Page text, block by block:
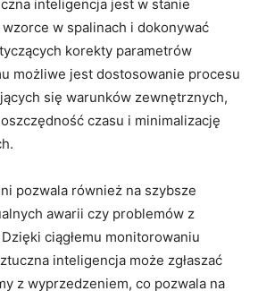
‌inteligencja jest ‌w ⁣stanie
w spalinach i dokonywać
korekty parametrów
możliwe⁣ jest dostosowanie procesu⁢
się warunków zewnętrznych,
czasu i minimalizację
pozwala również ‌na szybsze
awarii ⁣czy problemów z
ciągłemu⁤ monitorowaniu
inteligencja może zgłaszać‍
z wyprzedzeniem, co pozwala na